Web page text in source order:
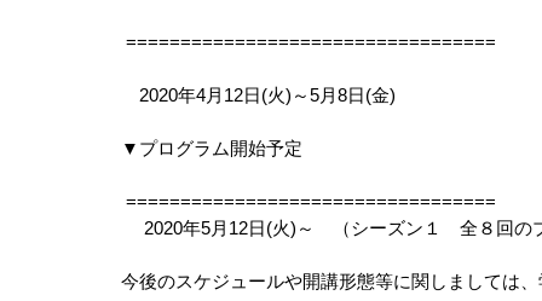
==================================
2020年4月12日(火)～5月8日(金)
▼プログラム開始予定
==================================
2020年5月12日(火)～　（シーズン１　全８回の
今後のスケジュールや開講形態等に関しましては